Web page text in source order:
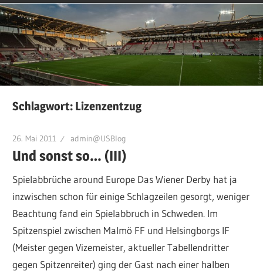
Schlagwort: Lizenzentzug
26. Mai 2011 admin@USBlog
Und sonst so… (III)
Spielabbrüche around Europe Das Wiener Derby hat ja
inzwischen schon für einige Schlagzeilen gesorgt, weniger
Beachtung fand ein Spielabbruch in Schweden. Im
Spitzenspiel zwischen Malmö FF und Helsingborgs IF
(Meister gegen Vizemeister, aktueller Tabellendritter
gegen Spitzenreiter) ging der Gast nach einer halben